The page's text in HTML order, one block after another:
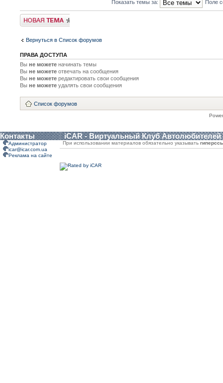
Показать темы за: Поле
Новая тема
Вернуться в Список форумов
ПРАВА ДОСТУПА
Вы не можете начинать темы
Вы не можете отвечать на сообщения
Вы не можете редактировать свои сообщения
Вы не можете удалять свои сообщения
Список форумов
Контакты iCAR - Виртуальный Клуб Автолюбителей
Администратор
icar@icar.com.ua
Реклама на сайте
При использовании материалов обязательно указывать